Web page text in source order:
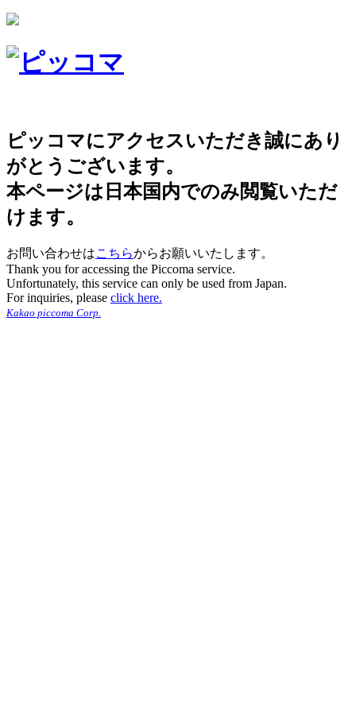
ピッコマにアクセスいただき誠にあり
がとうございます。
本ページは日本国内でのみ閲覧いただ
けます。
お問い合わせはこちらからお願いいたします。
Thank you for accessing the Piccoma service.
Unfortunately, this service can only be used from Japan.
For inquiries, please click here.
Kakao piccoma Corp.